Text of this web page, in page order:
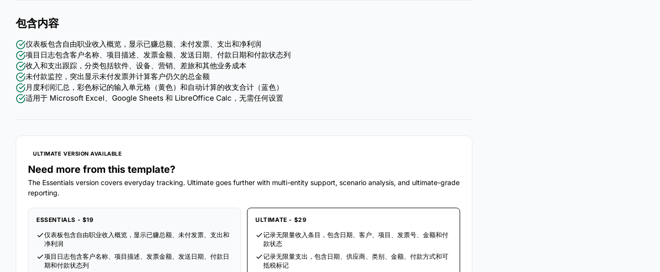
包含内容
仪表板包含自由职业收入概览，显示已赚总额、未付发票、支出和净利润
项目日志包含客户名称、项目描述、发票金额、发送日期、付款日期和付款状态列
收入和支出跟踪，分类包括软件、设备、营销、差旅和其他业务成本
未付款监控，突出显示未付发票并计算客户仍欠的总金额
月度利润汇总，彩色标记的输入单元格（黄色）和自动计算的收支合计（蓝色）
适用于 Microsoft Excel、Google Sheets 和 LibreOffice Calc，无需任何设置
ULTIMATE VERSION AVAILABLE
Need more from this template?
The Essentials version covers everyday tracking. Ultimate goes further with multi-entity support, scenario analysis, and ultimate-grade
reporting.
ESSENTIALS - $19
仪表板包含自由职业收入概览，显示已赚总额、未付发票、支出和
净利润
项目日志包含客户名称、项目描述、发票金额、发送日期、付款日
期和付款状态列
ULTIMATE - $29
记录无限量收入条目，包含日期、客户、项目、发票号、金额和付
款状态
记录无限量支出，包含日期、供应商、类别、金额、付款方式和可
抵税标记